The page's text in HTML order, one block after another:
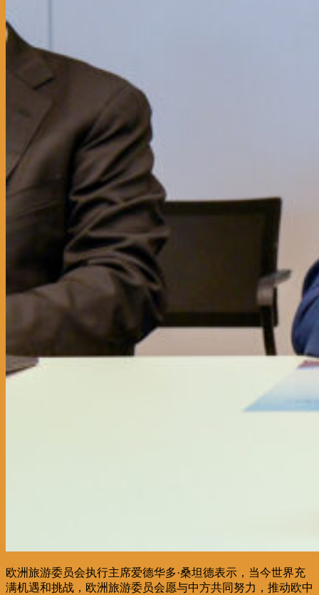
欧洲旅游委员会执行主席爱德华多·桑坦德表示，当今世界充
满机遇和挑战，欧洲旅游委员会愿与中方共同努力，推动欧中